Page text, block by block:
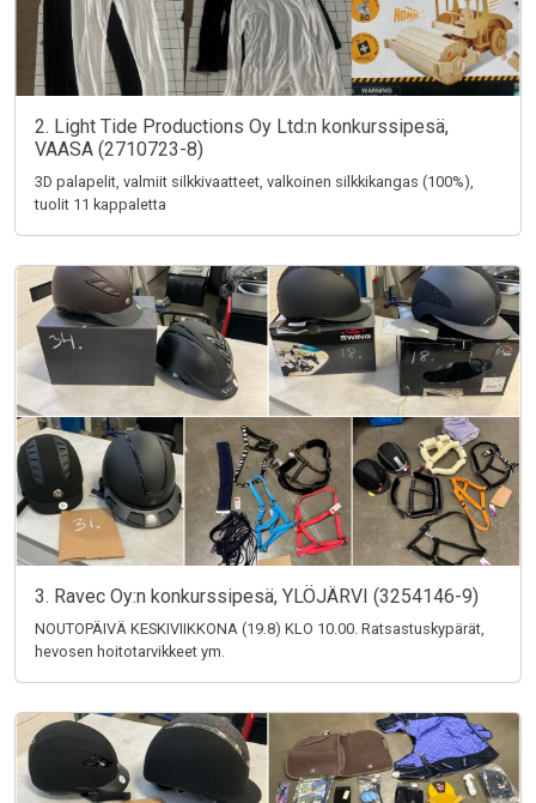
2. Light Tide Productions Oy Ltd:n konkurssipesä,
VAASA (2710723-8)
3D palapelit, valmiit silkkivaatteet, valkoinen silkkikangas (100%),
tuolit 11 kappaletta
3. Ravec Oy:n konkurssipesä, YLÖJÄRVI (3254146-9)
NOUTOPÄIVÄ KESKIVIIKKONA (19.8) KLO 10.00. Ratsastuskypärät,
hevosen hoitotarvikkeet ym.